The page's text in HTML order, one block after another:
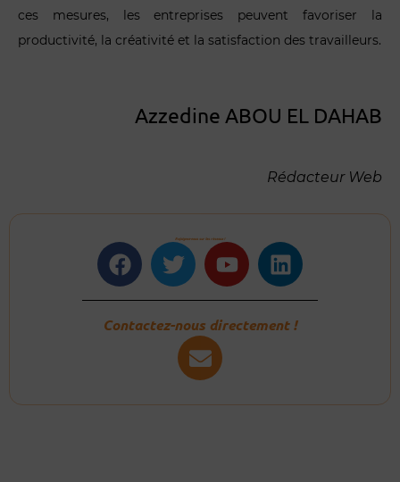
Rejoignez-nous sur les réseaux !
Facebook
TwitterYoutubeLinkedin
Contactez-nous directement !
ces mesures, les entreprises peuvent favoriser la
productivité, la créativité et la satisfaction des travailleurs.
Azzedine ABOU EL DAHAB
Rédacteur Web